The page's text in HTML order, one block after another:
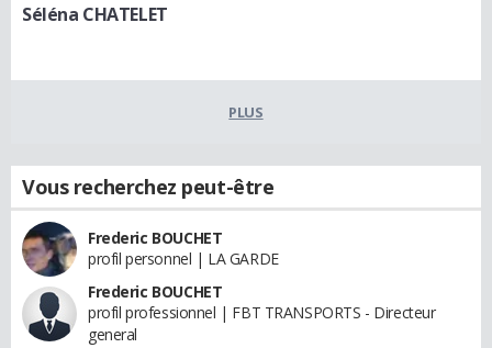
Séléna CHATELET
PLUS
Vous recherchez peut-être
Frederic BOUCHET
profil personnel | LA GARDE
Frederic BOUCHET
profil professionnel | FBT TRANSPORTS - Directeur
general